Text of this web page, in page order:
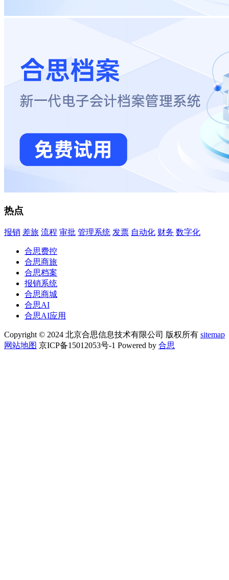
热点
报销 差旅 流程 审批 管理系统 发票 自动化 财务 数字化
合思费控
合思商旅
合思档案
报销系统
合思商城
合思AI
合思AI应用
Copyright © 2024 北京合思信息技术有限公司 版权所有 sitemap
网站地图 京ICP备15012053号-1 Powered by 合思